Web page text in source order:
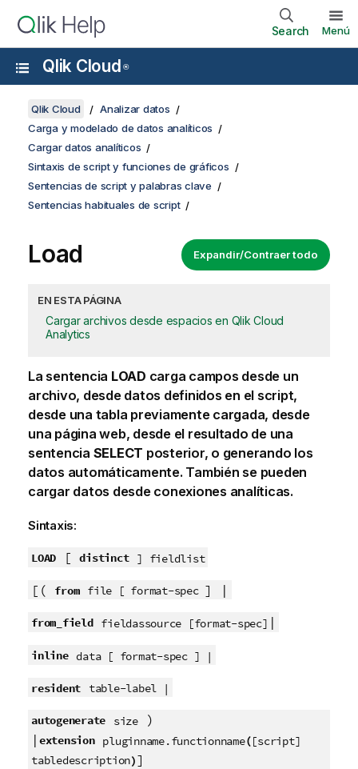
Search Menú
Qlik Cloud ®
Qlik Cloud
Analizar datos
Carga y modelado de datos analíticos
Cargar datos analíticos
Sintaxis de script y funciones de gráficos
Sentencias de script y palabras clave
Sentencias habituales de script
Expandir/Contraer todo
Load
EN ESTA PÁGINA
Cargar archivos desde espacios en Qlik Cloud
Analytics
La sentencia LOAD carga campos desde un
archivo, desde datos definidos en el script,
desde una tabla previamente cargada, desde
una página web, desde el resultado de una
sentencia SELECT posterior, o generando los
datos automáticamente. También se pueden
cargar datos desde conexiones analíticas.
Sintaxis:
LOAD [distinct ] fieldlist
[( from file [ format-spec ] |
from_field fieldassource [format-spec] |
inline data [ format-spec ] |
resident table-label |
autogenerate size)
| extension pluginname.functionname([script]
tabledescription)]